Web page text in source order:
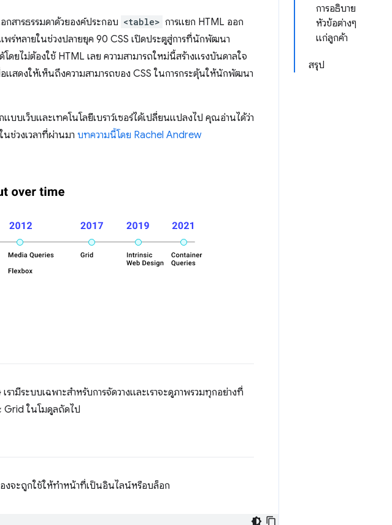
การอธิบาย
หัวข้อต่างๆ
แก่ลูกค้า
สรุป
กสารธรรมดาด้วยองค์ประกอบ <table> การแยก HTML ออก
พร่หลายในช่วงปลายยุค 90 CSS เปิดประตูสู่การที่นักพัฒนา
ยไม่ต้องใช้ HTML เลย ความสามารถใหม่นี้สร้างแรงบันดาลใจ
แสดงให้เห็นถึงความสามารถของ CSS ในการกระตุ้นให้นักพัฒนา
บบเว็บและเทคโนโลยีเบราว์เซอร์ได้เปลี่ยนแปลงไป คุณอ่านได้ว่า
นช่วงเวลาที่ผ่านมา บทความนี้โดย Rachel Andrew
มีระบบเฉพาะสำหรับการจัดวางและเราจะดูภาพรวมทุกอย่างที่
Grid ในโมดูลถัดไป
งจะถูกใช้ให้ทำหน้าที่เป็นอินไลน์หรือบล็อก